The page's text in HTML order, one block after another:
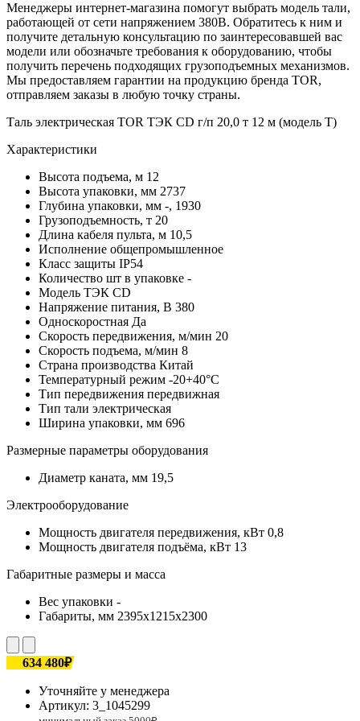
Менеджеры интернет-магазина помогут выбрать модель тали,
работающей от сети напряжением 380В. Обратитесь к ним и
получите детальную консультацию по заинтересовавшей вас
модели или обозначьте требования к оборудованию, чтобы
получить перечень подходящих грузоподъемных механизмов.
Мы предоставляем гарантии на продукцию бренда TOR,
отправляем заказы в любую точку страны.
Таль электрическая TOR ТЭК CD г/п 20,0 т 12 м (модель T)
Характеристики
Высота подъема, м 12
Высота упаковки, мм 2737
Глубина упаковки, мм -, 1930
Грузоподъемность, т 20
Длина кабеля пульта, м 10,5
Исполнение общепромышленное
Класс защиты IP54
Количество шт в упаковке -
Модель ТЭК CD
Напряжение питания, В 380
Односкоростная Да
Скорость передвижения, м/мин 20
Скорость подъема, м/мин 8
Страна производства Китай
Температурный режим -20+40°С
Тип передвижения передвижная
Тип тали электрическая
Ширина упаковки, мм 696
Размерные параметры оборудования
Диаметр каната, мм 19,5
Электрооборудование
Мощность двигателя передвижения, кВт 0,8
Мощность двигателя подъёма, кВт 13
Габаритные размеры и масса
Вес упаковки -
Габариты, мм 2395х1215х2300
634 480₽
Уточняйте у менеджера
Артикул: 3_1045299